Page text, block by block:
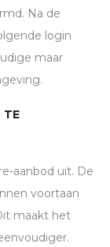
Na de
login
maar
TE
aanbod uit. De
voortaan
maakt het